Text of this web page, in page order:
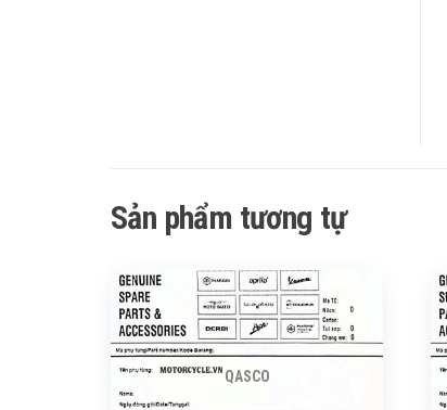
Sản phẩm tương tự
QASCO